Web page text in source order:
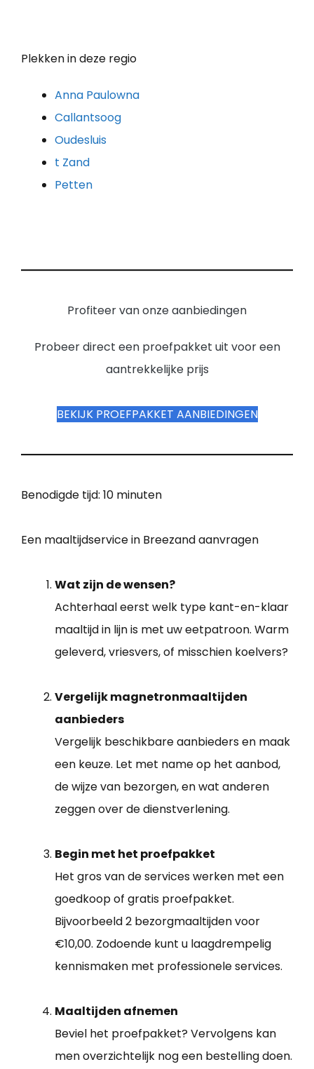
Plekken in deze regio
Anna Paulowna
Callantsoog
Oudesluis
t Zand
Petten
Profiteer van onze aanbiedingen
Probeer direct een proefpakket uit voor een
aantrekkelijke prijs
BEKIJK PROEFPAKKET AANBIEDINGEN
Benodigde tijd: 10 minuten
Een maaltijdservice in Breezand aanvragen
Wat zijn de wensen?
Achterhaal eerst welk type kant-en-klaar
maaltijd in lijn is met uw eetpatroon. Warm
geleverd, vriesvers, of misschien koelvers?
Vergelijk magnetronmaaltijden
aanbieders
Vergelijk beschikbare aanbieders en maak
een keuze. Let met name op het aanbod,
de wijze van bezorgen, en wat anderen
zeggen over de dienstverlening.
Begin met het proefpakket
Het gros van de services werken met een
goedkoop of gratis proefpakket.
Bijvoorbeeld 2 bezorgmaaltijden voor
€10,00. Zodoende kunt u laagdrempelig
kennismaken met professionele services.
Maaltijden afnemen
Beviel het proefpakket? Vervolgens kan
men overzichtelijk nog een bestelling doen.